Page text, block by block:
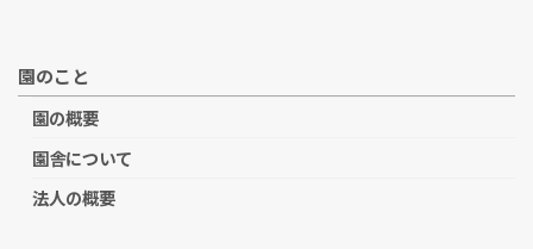
園のこと
園の概要
園舎について
法人の概要